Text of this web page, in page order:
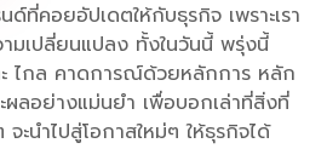
ด์ที่คอยอัปเดตให้กับธุรกิจ เพราะเรา
มเปลี่ยนแปลง ทั้งในวันนี้ พรุ่งนี้
ะ ไกล คาดการณ์ด้วยหลักการ หลัก
ผลอย่างแม่นยำ เพื่อบอกเล่าที่สิ่งที่
ะนำไปสู่โอกาสใหม่ๆ ให้ธุรกิจได้